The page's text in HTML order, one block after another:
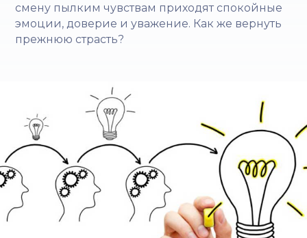
смену пылким чувствам приходят спокойные
эмоции, доверие и уважение. Как же вернуть
прежнюю страсть?